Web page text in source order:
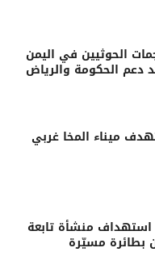
الحوثيين في اليمن
دعم الحكومة والرياض
ميناء المخا غربي
استهداف منشأة تابعة
بطائرة مسيّرة